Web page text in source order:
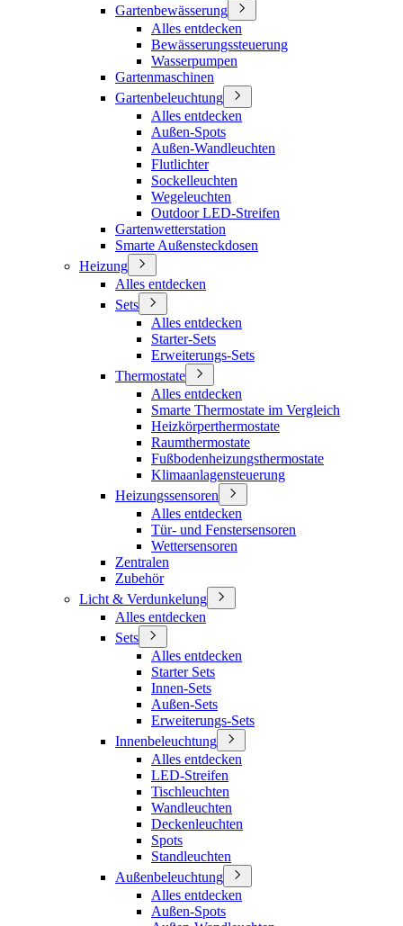
Gartenbewässerung
Alles entdecken
Bewässerungssteuerung
Wasserpumpen
Gartenmaschinen
Gartenbeleuchtung
Alles entdecken
Außen-Spots
Außen-Wandleuchten
Flutlichter
Sockelleuchten
Wegeleuchten
Outdoor LED-Streifen
Gartenwetterstation
Smarte Außensteckdosen
Heizung
Alles entdecken
Sets
Alles entdecken
Starter-Sets
Erweiterungs-Sets
Thermostate
Alles entdecken
Smarte Thermostate im Vergleich
Heizkörperthermostate
Raumthermostate
Fußbodenheizungsthermostate
Klimaanlagensteuerung
Heizungssensoren
Alles entdecken
Tür- und Fenstersensoren
Wettersensoren
Zentralen
Zubehör
Licht & Verdunkelung
Alles entdecken
Sets
Alles entdecken
Starter Sets
Innen-Sets
Außen-Sets
Erweiterungs-Sets
Innenbeleuchtung
Alles entdecken
LED-Streifen
Tischleuchten
Wandleuchten
Deckenleuchten
Spots
Standleuchten
Außenbeleuchtung
Alles entdecken
Außen-Spots